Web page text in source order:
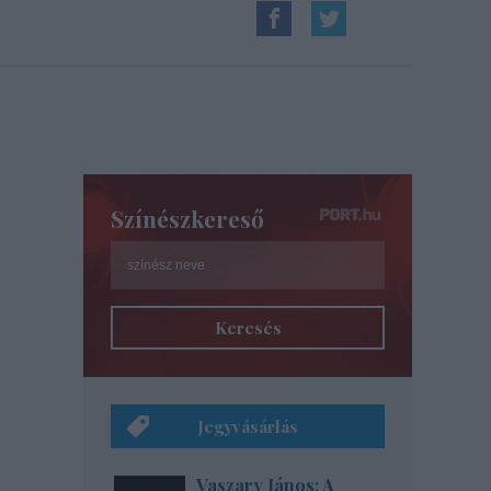
Színészkereső
Keresés
Jegyvásárlás
Vaszary János: A